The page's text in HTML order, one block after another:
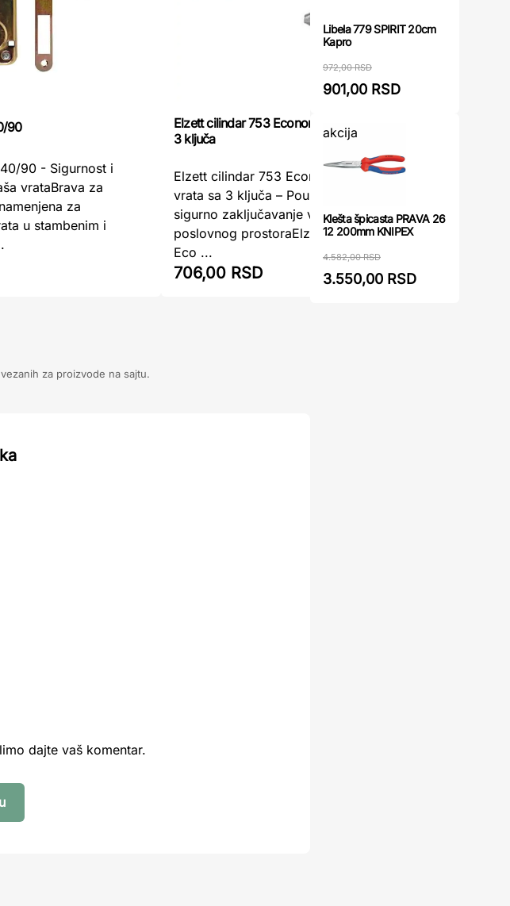
90
90 - Sigurnost i
vrataBrava za
za
u stambenim i
Elzett cilindar 753 Economy 30/30 za vrata sa
3 ključa
Elzett cilindar 753 Economy 30/30 za
vrata sa 3 ključa – Pouzdan izbor za
sigurno zaključavanje vašeg doma i
poslovnog prostoraElzett cilindar 753
Eco ...
706,00 RSD
za proizvode na sajtu.
dajte vaš komentar.
Libela 779 SPIRIT 20cm
Kapro
972,00 RSD
901,00 RSD
akcija
Klešta špicasta PRAVA 26
12 200mm KNIPEX
4.582,00 RSD
3.550,00 RSD